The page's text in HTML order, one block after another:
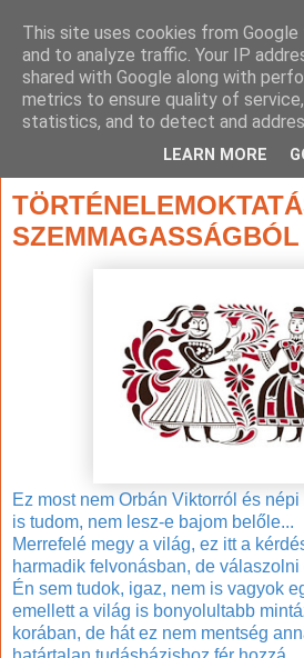
SZEMMAGASSÁGBÓL
Ez most nem Orbán Viktorról és
is tudom, nem lesz-e bajom belőle...
Merrefelé megy a világ, ez itt a
harmadik felvonásban, de válaszolni
Én sem tudok, igaz, nem is vagyok
emellett a világ is bonyolultabb
korában, de hát ez nem mentség
This site uses cookies from
and to analyze traffic. Your IP
shared with Google along with
metrics to ensure quality of
statistics, and to detect and
LEARN MORE